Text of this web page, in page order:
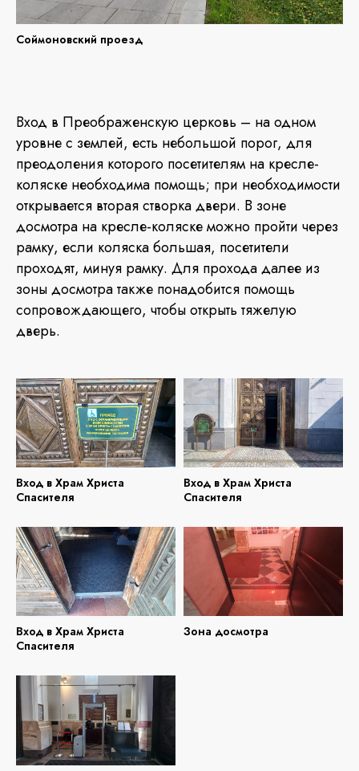
Соймоновский проезд
Вход в Преображенскую церковь – на одном
уровне с землей, есть небольшой порог, для
преодоления которого посетителям на кресле-
коляске необходима помощь; при необходимости
открывается вторая створка двери. В зоне
досмотра на кресле-коляске можно пройти через
рамку, если коляска большая, посетители
проходят, минуя рамку. Для прохода далее из
зоны досмотра также понадобится помощь
сопровождающего, чтобы открыть тяжелую
дверь.
Вход в Храм Христа
Спасителя
Вход в Храм Христа
Спасителя
Вход в Храм Христа
Спасителя
Зона досмотра